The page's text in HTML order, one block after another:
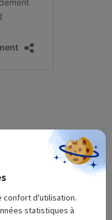
confort d'utilisation.
statistiques à